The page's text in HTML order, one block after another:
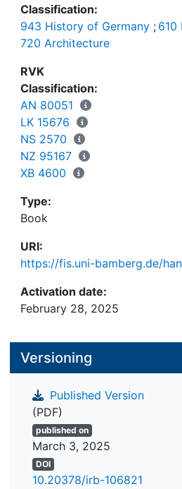
Classification:
943 History of Germany ; 610
720 Architecture
RVK
Classification:
AN 80051
LK 15676
NS 2570
NZ 95167
XB 4600
Type:
Book
URI:
https://fis.uni-bamberg.de/
Activation date:
February 28, 2025
Versioning
Published Version
(PDF)
published on
March 3, 2025
DOI
10.20378/irb-106821